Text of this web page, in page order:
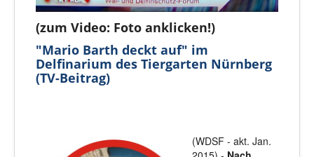
(zum Video: Foto anklicken!)
"Mario Barth deckt auf" im
Delfinarium des Tiergarten Nürnberg
(TV-Beitrag)
(WDSF - akt. Jan.